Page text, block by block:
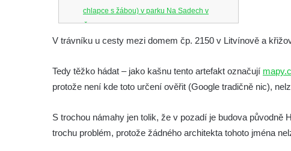
chlapce s žábou) v parku Na Sadech v
Českých Budějovicích
Kašna v parku Na Sadech u Pražské třídy v
Samsonova kašna na náměstí Přemysla
Otakara II. v Českých Budějovicích
Kašna na náměstí J. V. Kamarýta ve
Velešíně
V trávníku u cesty mezi domem čp. 2150 v Litvínově a
Tedy těžko hádat – jako kašnu tento artefakt označují
protože není kde toto určení ověřit (Google tradičně nic),
S trochou námahy jen tolik, že v pozadí je budova původně
trochu problém, protože žádného architekta tohoto jména